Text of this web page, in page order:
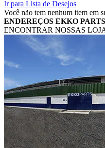
Ir para Lista de Desejos
Você não tem nenhum item em
ENDEREÇOS EKKO PARTS
ENCONTRAR NOSSAS